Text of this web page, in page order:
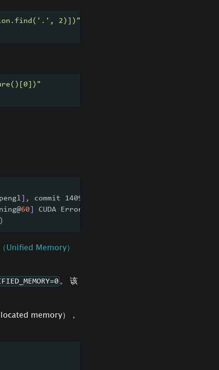
2)])"
, commit 14094f25
60 CUDA Error CUDA_ERROR_INVALID_DEVICE
)
Unified Memory）
。 该
memory），